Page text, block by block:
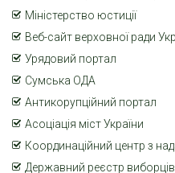
Міністерство юстиції
Веб-сайт верховної ради
Урядовий портал
Сумська ОДА
Антикорупційний портал
Асоціація міст України
Координаційний центр з
Державний реєстр виборців